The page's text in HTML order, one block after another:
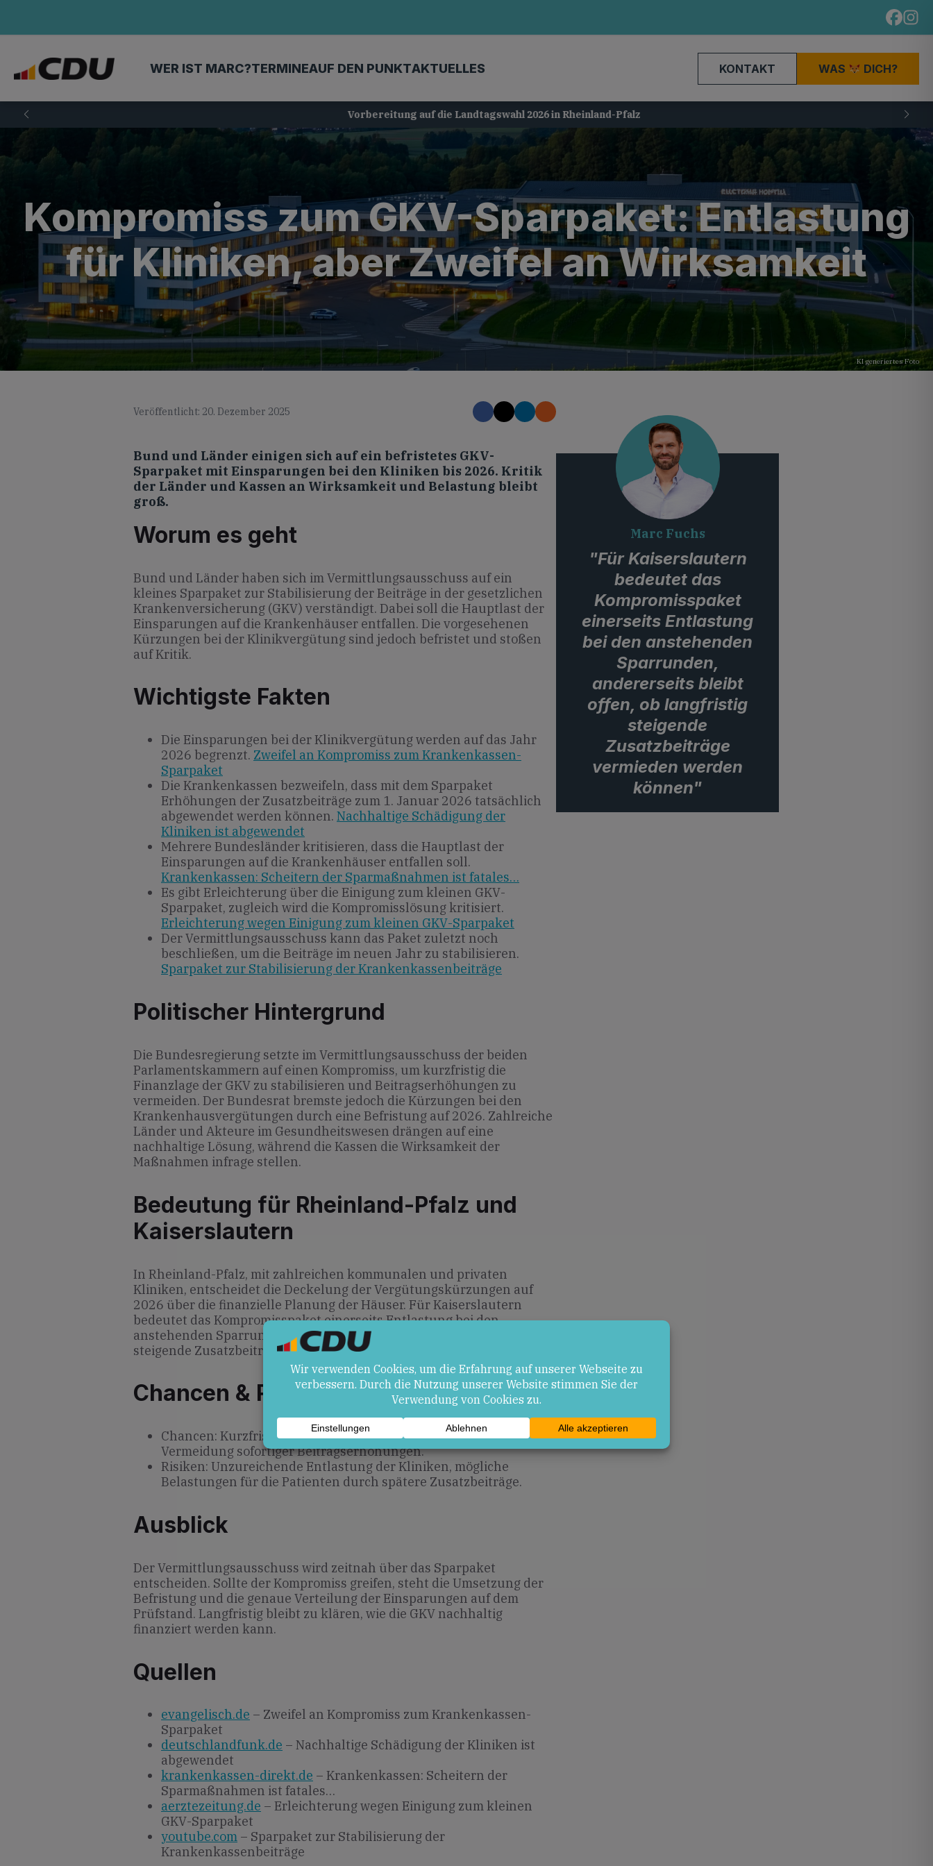
WER IST MARC?TERMINEAUF DEN PUNKTAKTUELLES KONTAKT WAS DICH?
Vorbereitung auf die Landtagswahl 2026 in Rheinland-Pfalz
Kompromiss zum GKV-Sparpaket: Entlastung
für Kliniken, aber Zweifel an Wirksamkeit
KI generiertes Foto
Veröffentlicht: 20. Dezember 2025
Bund und Länder einigen sich auf ein befristetes GKV-
Sparpaket mit Einsparungen bei den Kliniken bis 2026. Kritik
der Länder und Kassen an Wirksamkeit und Belastung bleibt
groß.
Worum es geht
Bund und Länder haben sich im Vermittlungsausschuss auf ein
kleines Sparpaket zur Stabilisierung der Beiträge in der gesetzlichen
Krankenversicherung (GKV) verständigt. Dabei soll die Hauptlast der
Einsparungen auf die Krankenhäuser entfallen. Die vorgesehenen
Kürzungen bei der Klinikvergütung sind jedoch befristet und stoßen
auf Kritik.
Wichtigste Fakten
Die Einsparungen bei der Klinikvergütung werden auf das Jahr
2026 begrenzt. Zweifel an Kompromiss zum Krankenkassen-
Sparpaket
Die Krankenkassen bezweifeln, dass mit dem Sparpaket
Erhöhungen der Zusatzbeiträge zum 1. Januar 2026 tatsächlich
abgewendet werden können. Nachhaltige Schädigung der
Kliniken ist abgewendet
Mehrere Bundesländer kritisieren, dass die Hauptlast der
Einsparungen auf die Krankenhäuser entfallen soll.
Krankenkassen: Scheitern der Sparmaßnahmen ist fatales…
Es gibt Erleichterung über die Einigung zum kleinen GKV-
Sparpaket, zugleich wird die Kompromisslösung kritisiert.
Erleichterung wegen Einigung zum kleinen GKV-Sparpaket
Der Vermittlungsausschuss kann das Paket zuletzt noch
beschließen, um die Beiträge im neuen Jahr zu stabilisieren.
Sparpaket zur Stabilisierung der Krankenkassenbeiträge
Politischer Hintergrund
Die Bundesregierung setzte im Vermittlungsausschuss der beiden
Parlamentskammern auf einen Kompromiss, um kurzfristig die
Finanzlage der GKV zu stabilisieren und Beitragserhöhungen zu
vermeiden. Der Bundesrat bremste jedoch die Kürzungen bei den
Krankenhausvergütungen durch eine Befristung auf 2026. Zahlreiche
Länder und Akteure im Gesundheitswesen drängen auf eine
nachhaltige Lösung, während die Kassen die Wirksamkeit der
Maßnahmen infrage stellen.
Bedeutung für Rheinland-Pfalz und
Kaiserslautern
In Rheinland-Pfalz, mit zahlreichen kommunalen und privaten
Kliniken, entscheidet die Deckelung der Vergütungskürzungen auf
2026 über die finanzielle Planung der Häuser. Für Kaiserslautern
bedeutet das Kompromisspaket einerseits Entlastung bei den
anstehenden Sparrunden, andererseits bleibt offen, ob langfristig
steigende Zusatzbeiträge vermieden werden können.
Chancen & Risiken
Chancen: Kurzfristige Stabilisierung der GKV-Finanzen,
Vermeidung sofortiger Beitragserhöhungen.
Risiken: Unzureichende Entlastung der Kliniken, mögliche
Belastungen für die Patienten durch spätere Zusatzbeiträge.
Ausblick
Der Vermittlungsausschuss wird zeitnah über das Sparpaket
entscheiden. Sollte der Kompromiss greifen, steht die Umsetzung der
Befristung und die genaue Verteilung der Einsparungen auf dem
Prüfstand. Langfristig bleibt zu klären, wie die GKV nachhaltig
finanziert werden kann.
Quellen
evangelisch.de – Zweifel an Kompromiss zum Krankenkassen-
Sparpaket
deutschlandfunk.de – Nachhaltige Schädigung der Kliniken ist
abgewendet
krankenkassen-direkt.de – Krankenkassen: Scheitern der
Sparmaßnahmen ist fatales…
aerztezeitung.de – Erleichterung wegen Einigung zum kleinen
GKV-Sparpaket
youtube.com – Sparpaket zur Stabilisierung der
Krankenkassenbeiträge
Marc Fuchs
"Für Kaiserslautern
bedeutet das
Kompromisspaket
einerseits Entlastung
bei den anstehenden
Sparrunden,
andererseits bleibt
offen, ob langfristig
steigende
Zusatzbeiträge
vermieden werden
können"